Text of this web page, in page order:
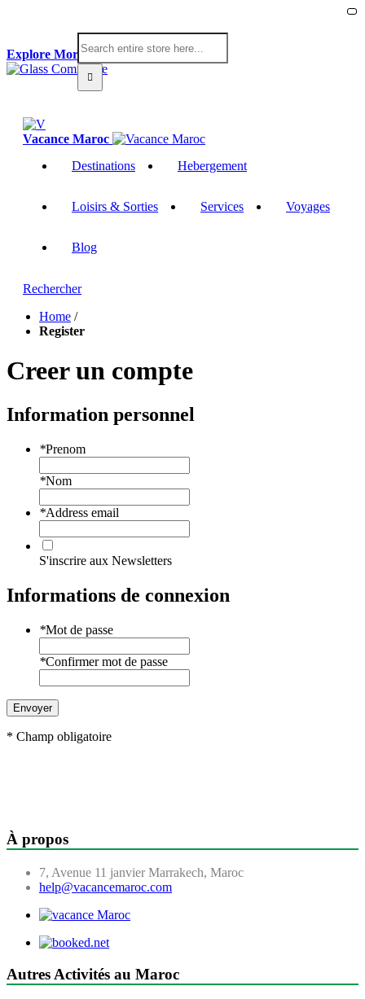
Explore Morocco
Vacance Maroc
Destinations
Hebergement
Loisirs & Sorties Services Voyages
Blog
Rechercher
Home /
Register
Creer un compte
Information personnel
*Prenom
*Nom
*Address email
S'inscrire aux Newsletters
Informations de connexion
*Mot de passe
*Confirmer mot de passe
Envoyer
* Champ obligatoire
À propos
7, Avenue 11 janvier Marrakech, Maroc
help@vacancemaroc.com
Autres Activités au Maroc